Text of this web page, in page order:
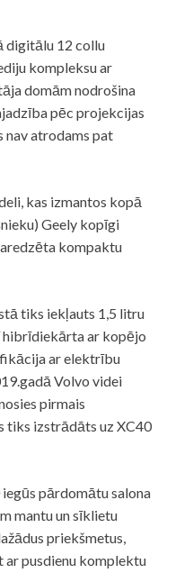
digitālu 12 collu
kompleksu ar
domām nodrošina
pēc projekcijas
nav atrodams pat
kas izmantos kopā
Geely kopīgi
kompaktu
tiks iekļauts 1,5 litru
hibrīdiekārta ar kopējo
ar elektrību
Volvo videi
pirmais
tiks izstrādāts uz XC40
pārdomātu salona
mantu un sīklietu
priekšmetus,
pusdienu komplektu